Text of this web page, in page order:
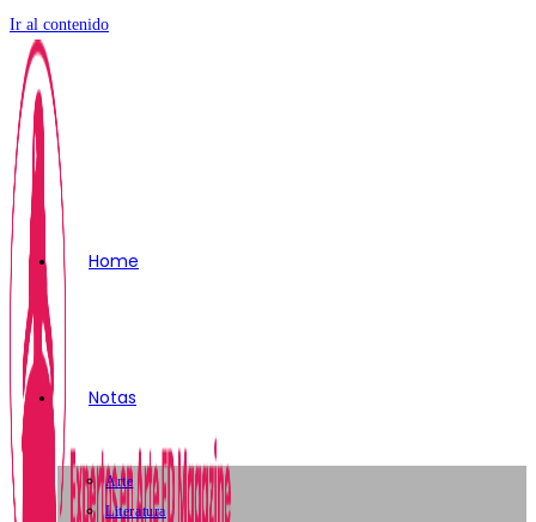
Ir al contenido
Home
Notas
Arte
Literatura